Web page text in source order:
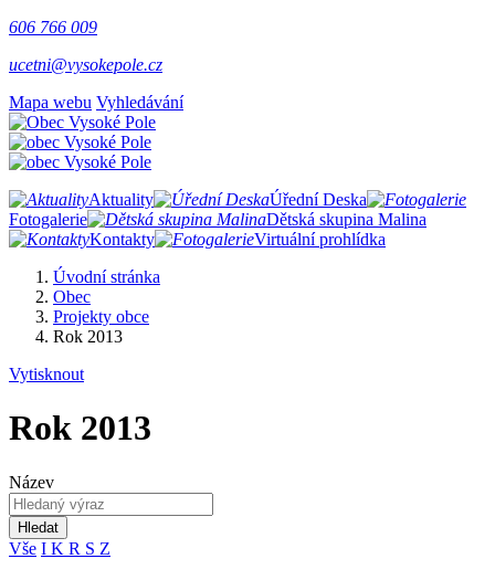
606 766 009
ucetni@vysokepole.cz
Mapa webu Vyhledávání
Aktuality
Úřední Deska
Fotogalerie
Dětská skupina Malina
Kontakty
Virtuální prohlídka
Úvodní stránka
Obec
Projekty obce
Rok 2013
Vytisknout
Rok 2013
Název
Hledat
Vše I K R S Z